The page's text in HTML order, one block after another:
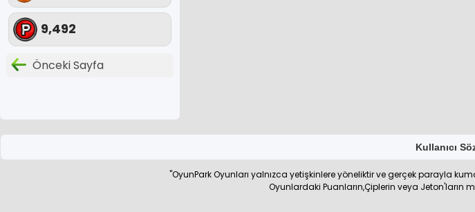
9,492
Önceki Sayfa
Kullanıcı
"OyunPark Oyunları yalnızca yetişkinlere yöneliktir ve gerçek parayla
Oyunlardaki Puanların,Çiplerin veya Jeton'ların